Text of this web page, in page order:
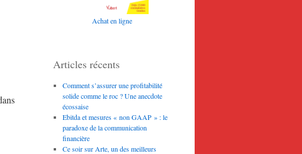
Achat en ligne
Articles récents
Comment s’assurer une profitabilité
solide comme le roc ? Une anecdote
écossaise
Ebitda et mesures « non GAAP » : le
paradoxe de la communication
financière
Ce soir sur Arte, un des meilleurs